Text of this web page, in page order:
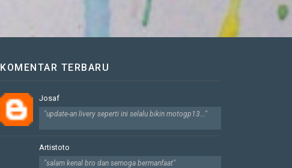
KOMENTAR TERBARU
Josaf
"update-an livery seperti ini selalu bikin motogp13..."
Artistoto
"salam kenal bro dan semoga bermanfaat"